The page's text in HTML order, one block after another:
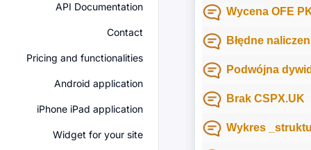
API Documentation
Contact
Pricing and functionalities
Android application
iPhone iPad application
Widget for your site
Wycena OFE
Błędne
Podwójna
Brak CSPX.UK
Wykres